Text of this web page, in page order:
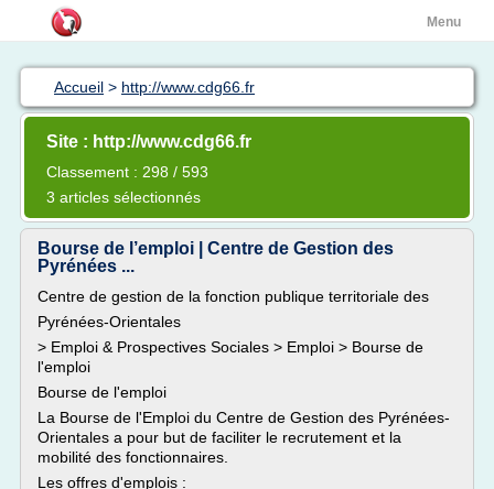
Menu
Accueil > http://www.cdg66.fr
Site : http://www.cdg66.fr
Classement : 298 / 593
3 articles sélectionnés
Bourse de l’emploi | Centre de Gestion des
Pyrénées ...
Centre de gestion de la fonction publique territoriale des
Pyrénées-Orientales
> Emploi & Prospectives Sociales > Emploi > Bourse de
l'emploi
Bourse de l'emploi
La Bourse de l'Emploi du Centre de Gestion des Pyrénées-
Orientales a pour but de faciliter le recrutement et la
mobilité des fonctionnaires.
Les offres d'emplois :